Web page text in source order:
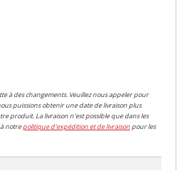
à des changements. Veuillez nous appeler pour
puissions obtenir une date de livraison plus
produit. La livraison n'est possible que dans les
à notrepolitique d'expédition et de livraisonpour les